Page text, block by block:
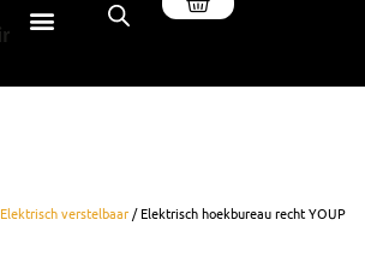
Elektrisch verstelbaar / Elektrisch hoekbureau recht YOUP